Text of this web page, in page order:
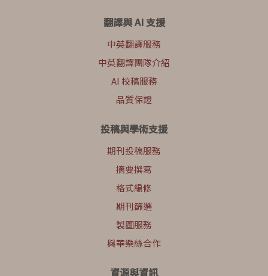
翻譯與 AI 支援
中英翻譯服務
中英翻譯團隊介紹
AI 校稿服務
品質保證
投稿與學術支援
期刊投稿服務
摘要撰寫
格式編修
期刊篩選
製圖服務
與華樂絲合作
資源與資訊